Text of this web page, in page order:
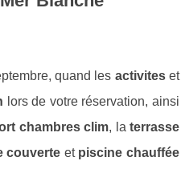
quand les activiteset
lors de votre réservation, ainsi
chambres clim, laterrasse
couverte et piscine chauffée